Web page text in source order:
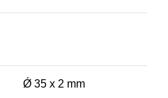
Ǿ 35 x 2 mm